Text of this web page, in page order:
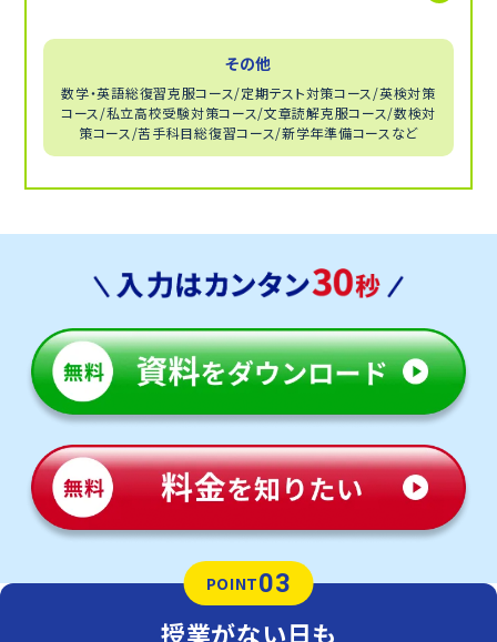
その他
数学・英語総復習克服コース/定期テスト対策コース/英検対策
コース/私立高校受験対策コース/文章読解克服コース/数検対
策コース/苦手科目総復習コース/新学年準備コースなど
POINT03
授業がない日も